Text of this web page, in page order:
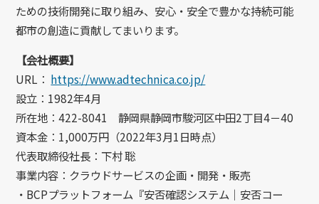
ための技術開発に取り組み、安心・安全で豊かな持続可能
都市の創造に貢献してまいります。
【会社概要】
URL： https://www.adtechnica.co.jp/
設立：1982年4月
所在地：422-8041 静岡県静岡市駿河区中田2丁目4－40
資本金：1,000万円（2022年3月1日時点）
代表取締役社長：下村 聡
事業内容：クラウドサービスの企画・開発・販売
・BCPプラットフォーム『安否確認システム｜安否コー